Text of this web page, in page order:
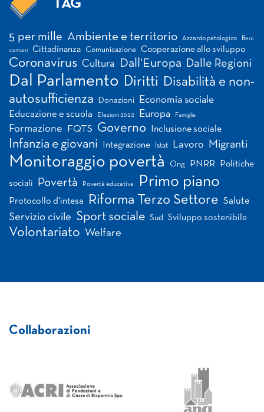
TAG
5 per mille Ambiente e territorio Azzardo patologico Beni
comuni Cittadinanza Comunicazione Cooperazione allo sviluppo
Coronavirus Cultura Dall'Europa Dalle Regioni
Dal Parlamento Diritti
Disabilità e non-
autosufficienza
Donazioni Economia sociale
Educazione e scuola Elezioni 2022 Europa Famiglia
Formazione FQTS Governo Inclusione sociale
Infanzia e giovani Integrazione Istat Lavoro Migranti
Monitoraggio povertà Ong PNRR Politiche
sociali Povertà Povertà educativa Primo piano
Protocollo d'intesa Riforma Terzo Settore Salute
Servizio civile Sport sociale Sud Sviluppo sostenibile
Volontariato Welfare
Collaborazioni